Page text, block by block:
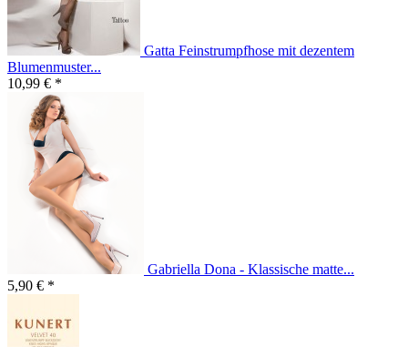
Gatta Feinstrumpfhose mit dezentem
Blumenmuster...
10,99 € *
Gabriella Dona - Klassische matte...
5,90 € *